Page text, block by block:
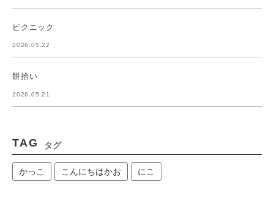
ピクニック
2026.05.22
餅拾い
2026.05.21
TAG タグ
かっこ こんにちはかお にこ